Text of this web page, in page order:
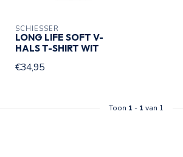
SCHIESSER
LONG LIFE SOFT V-
HALS T-SHIRT WIT
€34,95
Toon 1 - 1 van 1